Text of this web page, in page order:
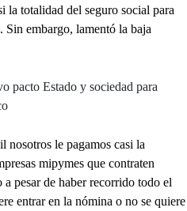
la totalidad del seguro social para
embargo, lamentó la baja
pacto Estado y sociedad para
nosotros le pagamos casi la
mipymes que contraten
a pesar de haber recorrido todo el
entrar en la nómina o no se quiere